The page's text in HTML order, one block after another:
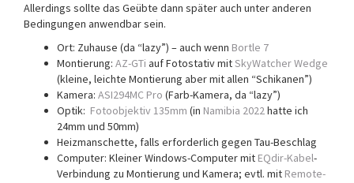
Allerdings sollte das Geübte dann später auch unter anderen
Bedingungen anwendbar sein.
Ort: Zuhause (da “lazy”) – auch wenn Bortle 7
Montierung: AZ-GTi auf Fotostativ mitSkyWatcher Wedge
(kleine, leichte Montierung aber mit allen “Schikanen”)
Kamera: ASI294MC Pro (Farb-Kamera, da “lazy”)
Optik: Fotoobjektiv 135mm (in Namibia 2022hatte ich
24mm und 50mm)
Heizmanschette, falls erforderlich gegen Tau-Beschlag
Computer: Kleiner Windows-Computer mit EQdir-Kabel-
Verbindung zu Montierung und Kamera; evtl. mit Remote-